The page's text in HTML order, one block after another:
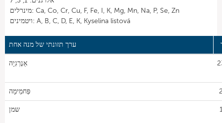
מינרלים: Ca, Co, Cr, Cu, F, Fe, I, K, Mg, Mn, Na, P, Se, Zn
ויטמינים: A, B, C, D, E, K, Kyselina listová
ערך תזונתי של מנה אחת
אֵנֶרְגִיָה
פַּחמֵימָה
שמן